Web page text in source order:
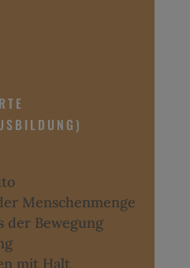
Menschenmenge
der Bewegung
mit Halt